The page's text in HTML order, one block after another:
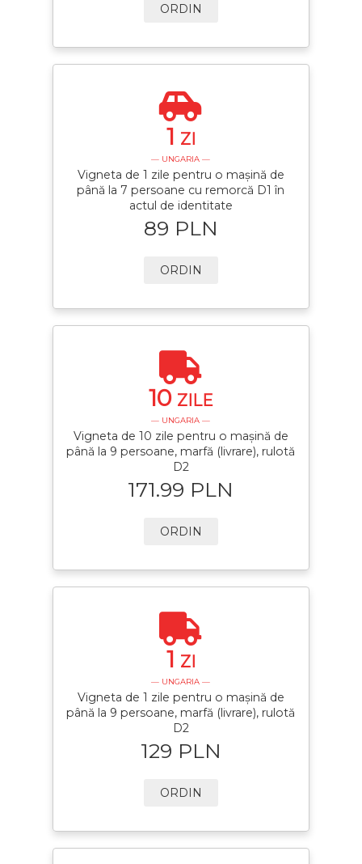
ORDIN
1 ZI
— UNGARIA —
Vigneta de 1 zile pentru o mașină de
până la 7 persoane cu remorcă D1 în
actul de identitate
89 PLN
ORDIN
10 ZILE
— UNGARIA —
Vigneta de 10 zile pentru o mașină de
până la 9 persoane, marfă (livrare), rulotă
D2
171.99 PLN
ORDIN
1 ZI
— UNGARIA —
Vigneta de 1 zile pentru o mașină de
până la 9 persoane, marfă (livrare), rulotă
D2
129 PLN
ORDIN